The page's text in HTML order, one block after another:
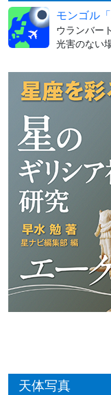
モンゴル
ウランバー
光害のない
天体写真